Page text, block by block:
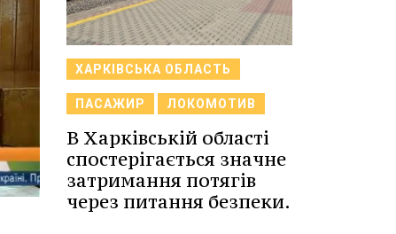
ХАРКІВСЬКА ОБЛАСТЬ
ПАСАЖИР ЛОКОМОТИВ
В Харківській області
спостерігається значне
затримання потягів
через питання безпеки.